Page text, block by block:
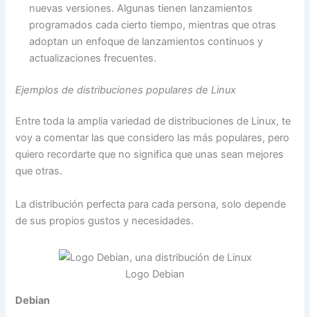
nuevas versiones. Algunas tienen lanzamientos
programados cada cierto tiempo, mientras que otras
adoptan un enfoque de lanzamientos continuos y
actualizaciones frecuentes.
Ejemplos de distribuciones populares de Linux
Entre toda la amplia variedad de distribuciones de Linux, te
voy a comentar las que considero las más populares, pero
quiero recordarte que no significa que unas sean mejores
que otras.
La distribución perfecta para cada persona, solo depende
de sus propios gustos y necesidades.
Logo Debian
Debian